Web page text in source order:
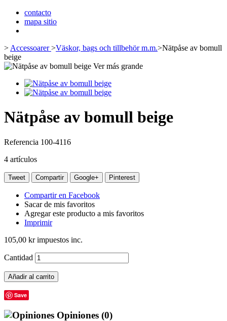
contacto
mapa sitio
> Accessoarer>Väskor, bags och tillbehör m.m.>Nätpåse av bomull
beige
Ver más grande
Nätpåse av bomull beige
Referencia 100-4116
4 artículos
Tweet Compartir Google+ Pinterest
Compartir en Facebook
Sacar de mis favoritos
Agregar este producto a mis favoritos
Imprimir
105,00 krimpuestos inc.
Cantidad
Añadir al carrito
Save
Opiniones (0)